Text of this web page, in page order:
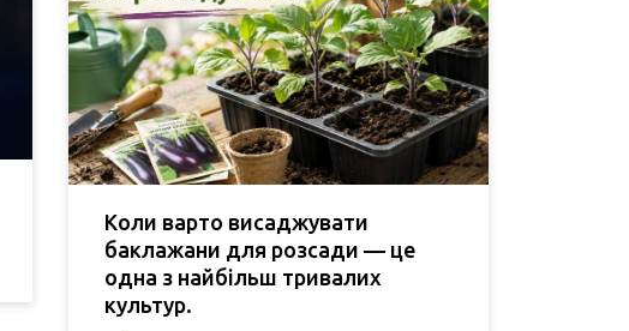
Коли варто висаджувати
баклажани для розсади — це
одна з найбільш тривалих
культур.